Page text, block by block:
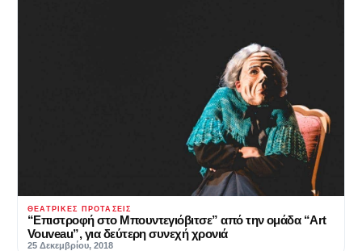
ΘΕΑΤΡΙΚΈΣ ΠΡΟΤΆΣΕΙΣ
“Επιστροφή στο Μπουντεγιόβιτσε” από την ομάδα “Art
Vouveau”, για δεύτερη συνεχή χρονιά
25 Δεκεμβρίου, 2018